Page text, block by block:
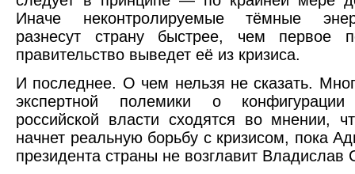
Иначе неконтролируемые тёмные
разнесут страну быстрее, чем первое
правительство выведет её из кризиса.
И последнее. О чем нельзя не сказать.
экспертной полемики о
российской власти сходятся во мнении,
начнет реальную борьбу с кризисом, пока
президента страны не возглавит Владислав